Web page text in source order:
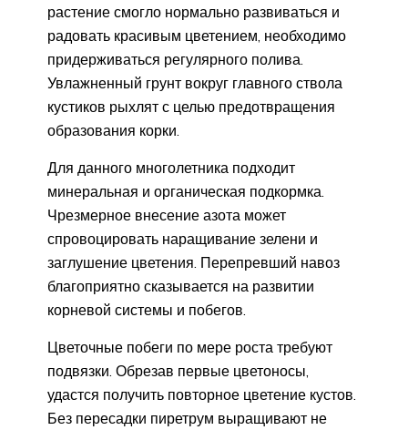
растение смогло нормально развиваться и
радовать красивым цветением, необходимо
придерживаться регулярного полива.
Увлажненный грунт вокруг главного ствола
кустиков рыхлят с целью предотвращения
образования корки.
Для данного многолетника подходит
минеральная и органическая подкормка.
Чрезмерное внесение азота может
спровоцировать наращивание зелени и
заглушение цветения. Перепревший навоз
благоприятно сказывается на развитии
корневой системы и побегов.
Цветочные побеги по мере роста требуют
подвязки. Обрезав первые цветоносы,
удастся получить повторное цветение кустов.
Без пересадки пиретрум выращивают не